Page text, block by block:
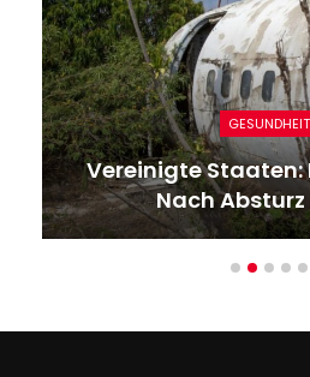
GESUNDHEIT
Vereinigte Staaten:
Nach Absturz